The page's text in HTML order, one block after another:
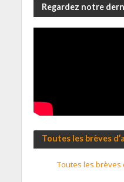
Regardez notre
Toutes les brèves
Toutes les brèves